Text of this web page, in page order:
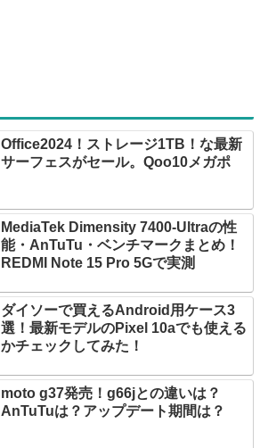
Office2024！ストレージ1TB！な最新
サーフェスがセール。Qoo10メガポ
MediaTek Dimensity 7400-Ultraの性
能・AnTuTu・ベンチマークまとめ！
REDMI Note 15 Pro 5Gで実測
ダイソーで買えるAndroid用ケース3
選！最新モデルのPixel 10aでも使える
かチェックしてみた！
moto g37発売！g66jとの違いは？
AnTuTuは？アップデート期間は？